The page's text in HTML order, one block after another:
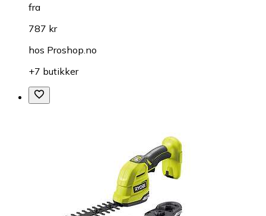
fra
787 kr
hos Proshop.no
+7 butikker